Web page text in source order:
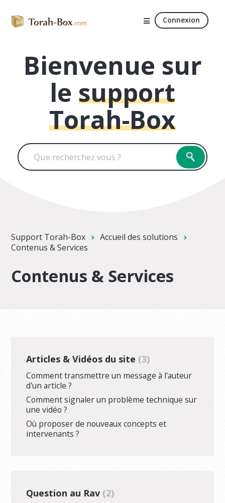
Connexion
Bienvenue sur
le support
Torah-Box
Support Torah-Box
Accueil des solutions
Contenus & Services
Contenus & Services
Articles & Vidéos du site 3
Comment transmettre un message à l'auteur
d'un article ?
Comment signaler un problème technique sur
une vidéo ?
Où proposer de nouveaux concepts et
intervenants ?
Question au Rav 2